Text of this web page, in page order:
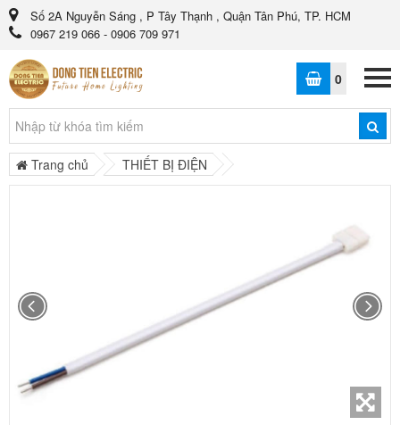
Số 2A Nguyễn Sáng , P Tây Thạnh , Quận Tân Phú, TP. HCM
0967 219 066 - 0906 709 971
0
Trang chủ THIẾT BỊ ĐIỆN